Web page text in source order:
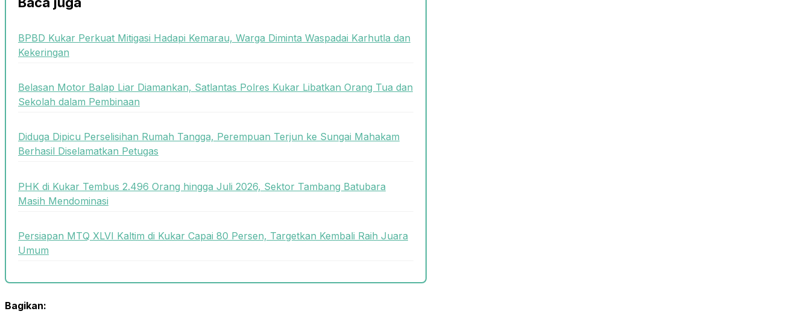
BPBD Kukar Perkuat Mitigasi Hadapi Kemarau, Warga Diminta Waspadai Karhutla dan
Kekeringan
Belasan Motor Balap Liar Diamankan, Satlantas Polres Kukar Libatkan Orang Tua dan
Sekolah dalam Pembinaan
Diduga Dipicu Perselisihan Rumah Tangga, Perempuan Terjun ke Sungai Mahakam
Berhasil Diselamatkan Petugas
PHK di Kukar Tembus 2.496 Orang hingga Juli 2026, Sektor Tambang Batubara
Masih Mendominasi
Persiapan MTQ XLVI Kaltim di Kukar Capai 80 Persen, Targetkan Kembali Raih Juara
Umum
Bagikan: